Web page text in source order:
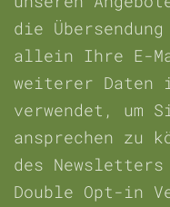
die
allein Ihre E-
weiterer
verwendet, um
ansprechen zu
des
Double Opt-in